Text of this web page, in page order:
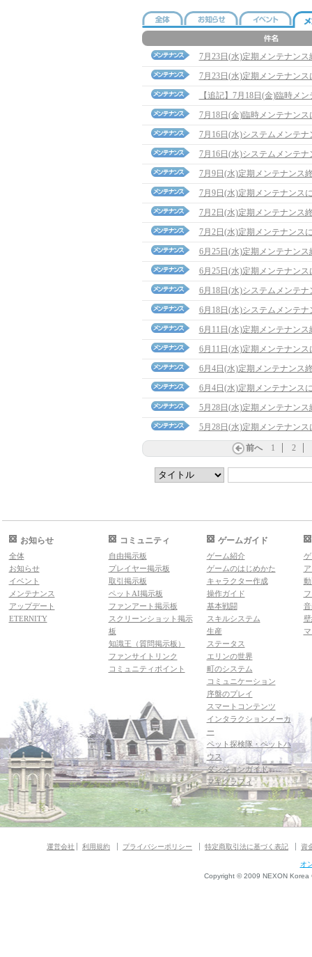
7月23日(水)定期メンテナン
7月23日(水)定期メンテナンス
【追記】7月18日(金)臨時メ
7月18日(金)臨時メンテナンス
7月16日(水)システムメンテ
7月16日(水)システムメンテナ
7月9日(水)定期メンテナンス
7月9日(水)定期メンテナンス
7月2日(水)定期メンテナンス
7月2日(水)定期メンテナンス
6月25日(水)定期メンテナン
6月25日(水)定期メンテナンス
6月18日(水)システムメンテ
6月18日(水)システムメンテナ
6月11日(水)定期メンテナン
6月11日(水)定期メンテナンス
6月4日(水)定期メンテナンス
6月4日(水)定期メンテナンス
5月28日(水)定期メンテナン
5月28日(水)定期メンテナンス
前へ 1 2
お知らせ
全体
お知らせ
イベント
メンテナンス
アップデート
ETERNITY
コミュニティ
自由掲示板
プレイヤー掲示板
取引掲示板
ペットAI掲示板
ファンアート掲示板
スクリーンショット掲示
板
知識王（質問掲示板）
ファンサイトリンク
コミュニティポイント
ゲームガイド
ゲーム紹介
ゲームのはじめかた
キャラクター作成
操作ガイド
基本戦闘
スキルシステム
生産
ステータス
エリンの世界
町のシステム
コミュニケーション
序盤のプレイ
スマートコンテンツ
インタラクションメーカ
ー
ペット探検隊・ペットハ
ウス
ダンジョンガイド
マギグラフィ
運営会社 利用規約 プライバシーポリシー 特定商取引法に基づく表記 資
オ
Copyright © 2009 NEXON Korea